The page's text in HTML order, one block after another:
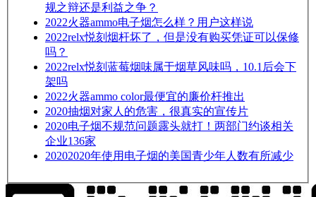
规之辩还是利益之争？
2022火器ammo电子烟怎么样？用户这样说
2022relx悦刻烟杆坏了，但是没有购买凭证可以保修
吗？
2022relx悦刻蓝莓烟味属于烟草风味吗，10.1后会下
架吗
2022火器ammo color最便宜的廉价杆推出
2020抽烟对家人的危害，很真实的宣传片
2020电子烟不规范问题露头就打！两部门约谈相关
企业136家
20202020年使用电子烟的美国青少年人数有所减少